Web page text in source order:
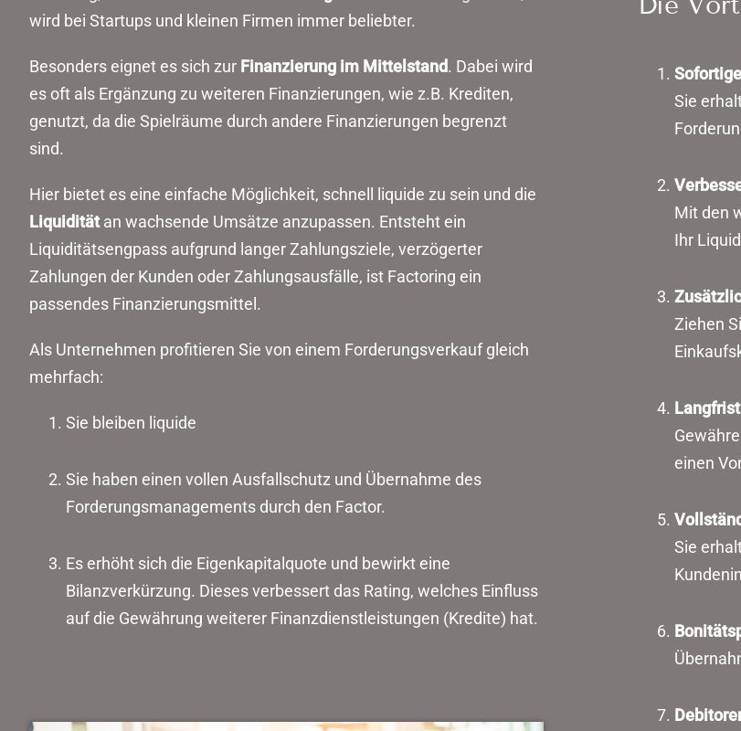
wird bei Startups und kleinen Firmen immer beliebter.
Besonders eignet es sich zur Finanzierung im Mittelstand. Dabei wird
es oft als Ergänzung zu weiteren Finanzierungen, wie z.B. Krediten,
genutzt, da die Spielräume durch andere Finanzierungen begrenzt
sind.
Hier bietet es eine einfache Möglichkeit, schnell liquide zu sein und die
Liquiditätan wachsende Umsätze anzupassen. Entsteht ein
Liquiditätsengpass aufgrund langer Zahlungsziele, verzögerter
Zahlungen der Kunden oder Zahlungsausfälle, ist Factoring ein
passendes Finanzierungsmittel.
Als Unternehmen profitieren Sie von einem Forderungsverkauf gleich
mehrfach:
Sie bleiben liquide
Sie haben einen vollen Ausfallschutz und Übernahme des
Forderungsmanagements durch den Factor.
Es erhöht sich die Eigenkapitalquote und bewirkt eine
Bilanzverkürzung. Dieses verbessert das Rating, welches Einfluss
auf die Gewährung weiterer Finanzdienstleistungen (Kredite) hat.
Sie
Mit den
Ihr
Ziehen
einen
Sie